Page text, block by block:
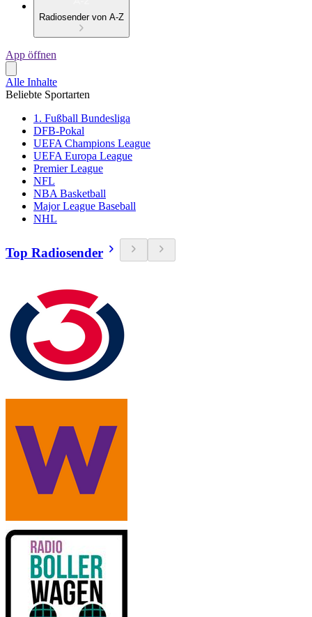
Radiosender von A-Z
App öffnen
Alle Inhalte
Beliebte Sportarten
1. Fußball Bundesliga
DFB-Pokal
UEFA Champions League
UEFA Europa League
Premier League
NFL
NBA Basketball
Major League Baseball
NHL
Top Radiosender